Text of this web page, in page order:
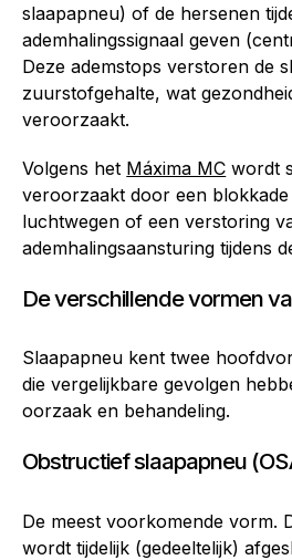
slaapapneu) of de hersenen
ademhalingssignaal geven
Deze ademstops verstoren de
zuurstofgehalte, wat
veroorzaakt.
Volgens het Máxima MC wordt
veroorzaakt door een
luchtwegen of een verstoring
ademhalingsaansturing tijdens
De verschillende vormen
Slaapapneu kent twee
die vergelijkbare gevolgen
oorzaak en behandeling.
Obstructief slaapapneu
De meest voorkomende vorm.
wordt tijdelijk (gedeeltelijk)